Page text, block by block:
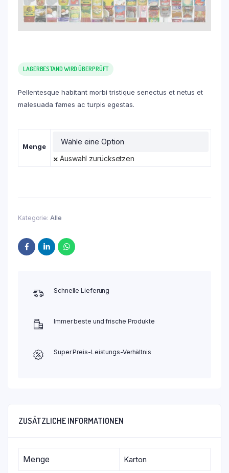
LAGERBESTAND WIRD ÜBERPRÜFT
Pellentesque habitant morbi tristique senectus et netus et
malesuada fames ac turpis egestas.
Menge
Auswahl zurücksetzen
Kategorie: Alle
Schnelle Lieferung
Immer beste und frische Produkte
Super Preis-Leistungs-Verhältnis
ZUSÄTZLICHE INFORMATIONEN
Menge Karton